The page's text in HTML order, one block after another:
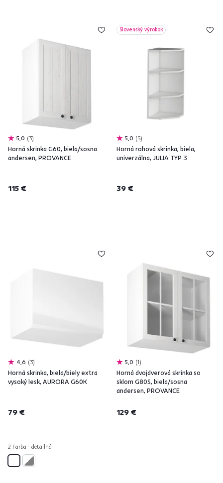
5,0 3
Horná skrinka G60, biela/sosna
andersen, PROVANCE
115 €
Slovenský výrobok
5,0 5
Horná rohová skrinka, biela,
univerzálna, JULIA TYP 3
39 €
4,6 3
Horná skrinka, biela/biely extra
vysoký lesk, AURORA G60K
79 €
2 Farba - detailná
5,0 1
Horná dvojdverová skrinka so
sklom G80S, biela/sosna
andersen, PROVANCE
129 €